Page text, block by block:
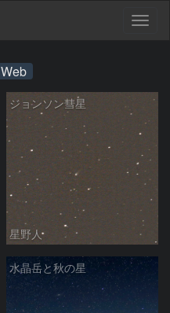
Web
ジョンソン彗星
星野人
水晶岳と秋の星